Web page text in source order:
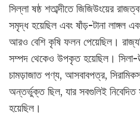
সিল্লা ষষ্ঠ শতাব্দীতে জিজিউংয়ের
সমৃদ্ধ হয়েছিল এবং ষাঁড়-টানা লাঙ্গল
আরও বেশি কৃষি ফলন পেয়েছিল।
সম্পদ থেকেও উপকৃত হয়েছিল। সিলা-
চামড়াজাত পণ্য, আসবাবপত্র,
অন্তর্ভুক্ত ছিল, যার সবগুলিই নিবেদিত
হয়েছিল।